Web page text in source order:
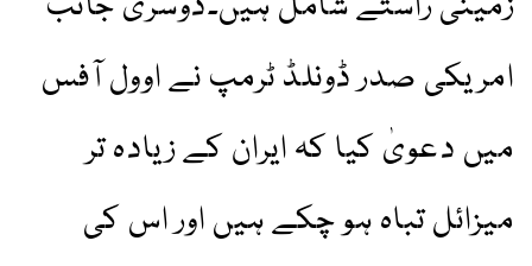
امریکی صدر ڈونلڈ ٹرمپ نے اوول آفس
میں دعویٰ کیا کہ ایران کے زیادہ تر
میزائل تباہ ہو چکے ہیں اور اس کی